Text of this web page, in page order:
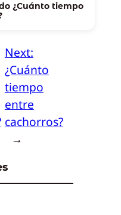
¿Cuánto tiempo
Next:
¿Cuánto
tiempo
entre
cachorros?
→